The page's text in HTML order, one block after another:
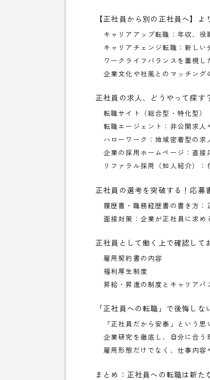
【正社員から別の正社員へ】
キャリアアップ転職：年収、役
キャリアチェンジ転職：新しい
ワークライフバランスを重視し
企業文化や社風とのマッチング
正社員の求人、どうやって探す
転職サイト（総合型・特化型）
転職エージェント：非公開求人
ハローワーク：地域密着型の求
企業の採用ホームページ：直接
リファラル採用（知人紹介）
正社員の選考を突破する！応募
履歴書・職務経歴書の書き方
面接対策：企業が正社員に求め
正社員として働く上で確認して
雇用契約書の内容
福利厚生制度
昇給・昇進の制度とキャリアパ
「正社員への転職」で後悔しな
「正社員だから安泰」という思
企業研究を徹底し、自分に合う
雇用形態だけでなく、仕事内容
まとめ：正社員への転職は新た